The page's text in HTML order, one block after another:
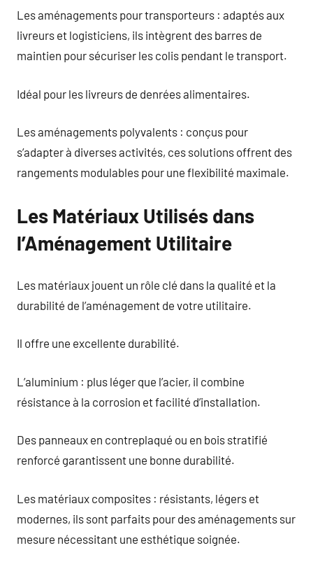
Les aménagements pour transporteurs : adaptés aux
livreurs et logisticiens, ils intègrent des barres de
maintien pour sécuriser les colis pendant le transport.
Idéal pour les livreurs de denrées alimentaires.
Les aménagements polyvalents : conçus pour
s’adapter à diverses activités, ces solutions offrent des
rangements modulables pour une flexibilité maximale.
Les Matériaux Utilisés dans
l’Aménagement Utilitaire
Les matériaux jouent un rôle clé dans la qualité et la
durabilité de l’aménagement de votre utilitaire.
Il offre une excellente durabilité.
L’aluminium : plus léger que l’acier, il combine
résistance à la corrosion et facilité d’installation.
Des panneaux en contreplaqué ou en bois stratifié
renforcé garantissent une bonne durabilité.
Les matériaux composites : résistants, légers et
modernes, ils sont parfaits pour des aménagements sur
mesure nécessitant une esthétique soignée.